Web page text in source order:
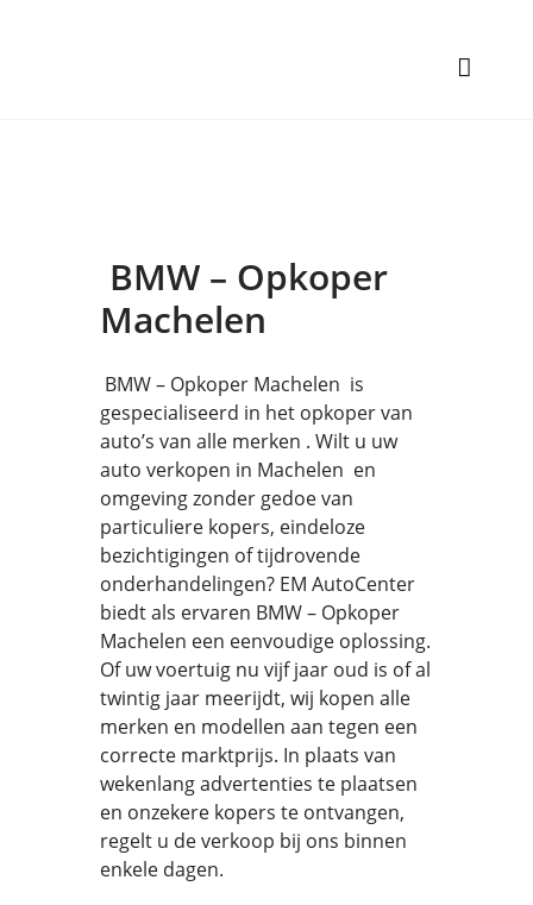
BMW – Opkoper
Machelen
BMW – Opkoper Machelen is
gespecialiseerd in het opkoper van
auto’s van alle merken . Wilt u uw
auto verkopen in Machelen en
omgeving zonder gedoe van
particuliere kopers, eindeloze
bezichtigingen of tijdrovende
onderhandelingen? EM AutoCenter
biedt als ervaren BMW – Opkoper
Machelen een eenvoudige oplossing.
Of uw voertuig nu vijf jaar oud is of al
twintig jaar meerijdt, wij kopen alle
merken en modellen aan tegen een
correcte marktprijs. In plaats van
wekenlang advertenties te plaatsen
en onzekere kopers te ontvangen,
regelt u de verkoop bij ons binnen
enkele dagen.